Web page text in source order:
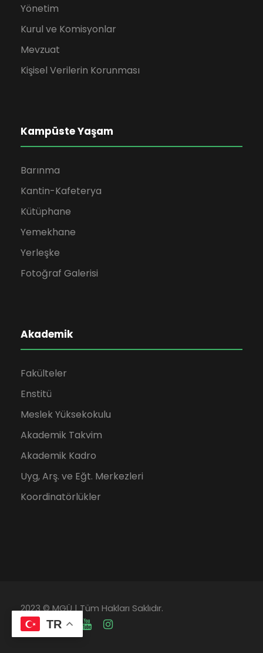
Yönetim
Kurul ve Komisyonlar
Mevzuat
Kişisel Verilerin Korunması
Kampüste Yaşam
Barınma
Kantin-Kafeterya
Kütüphane
Yemekhane
Yerleşke
Fotoğraf Galerisi
Akademik
Fakülteler
Enstitü
Meslek Yüksekokulu
Akademik Takvim
Akademik Kadro
Uyg, Arş. ve Eğt. Merkezleri
Koordinatörlükler
2023 © MGÜ | Tüm Hakları Saklıdır.
TR